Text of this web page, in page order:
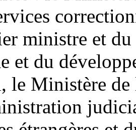
ministre et
et du
le Ministère de